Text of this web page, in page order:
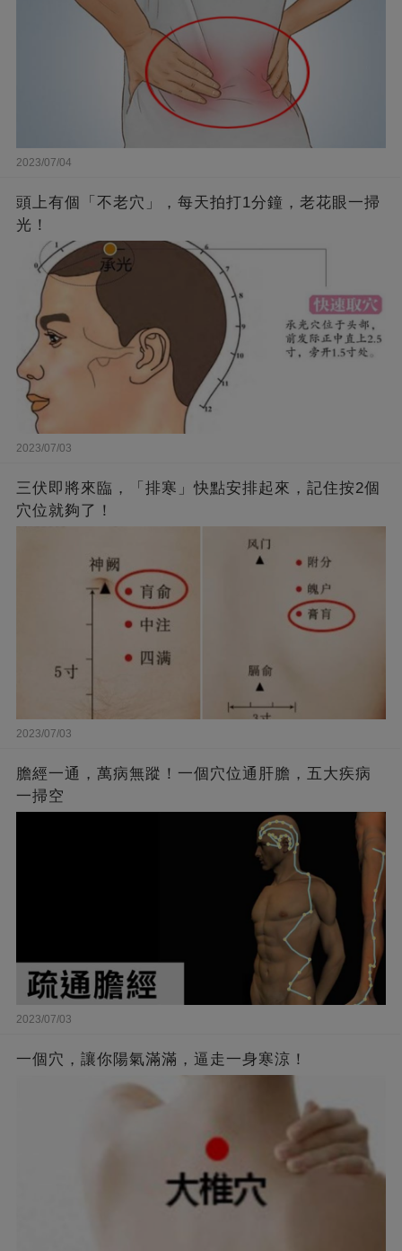
2023/07/04
頭上有個「不老穴」，每天拍打1分鐘，老花眼一掃
光！
2023/07/03
三伏即將來臨，「排寒」快點安排起來，記住按2個
穴位就夠了！
2023/07/03
膽經一通，萬病無蹤！一個穴位通肝膽，五大疾病
一掃空
2023/07/03
一個穴，讓你陽氣滿滿，逼走一身寒涼！